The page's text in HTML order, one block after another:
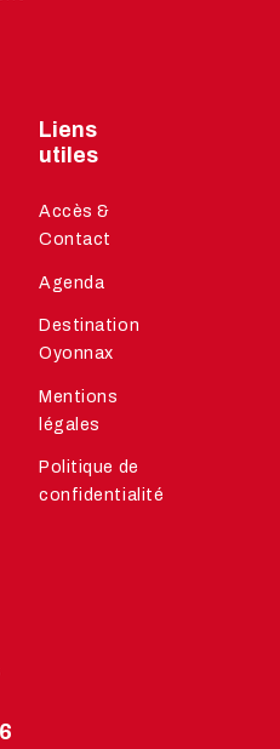
Liens
utiles
Accès &
Contact
Agenda
Destination
Oyonnax
Mentions
légales
Politique de
confidentialité